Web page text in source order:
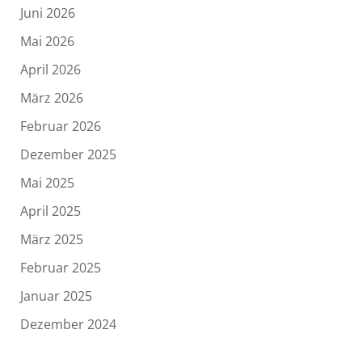
Juni 2026
Mai 2026
April 2026
März 2026
Februar 2026
Dezember 2025
Mai 2025
April 2025
März 2025
Februar 2025
Januar 2025
Dezember 2024